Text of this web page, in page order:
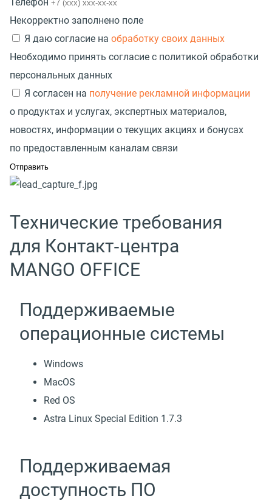
Некорректно заполнено поле
Я даю согласие на обработку своих данных
Необходимо принять согласие с политикой обработки
персональных данных
Я согласен на получение рекламной информации
о продуктах и услугах, экспертных материалов,
новостях, информации о текущих акциях и бонусах
по предоставленным каналам связи
Технические требования
для Контакт‑центра
MANGO OFFICE
Поддерживаемые
операционные системы
Windows
MacOS
Red OS
Astra Linux Special Edition 1.7.3
Поддерживаемая
доступность ПО